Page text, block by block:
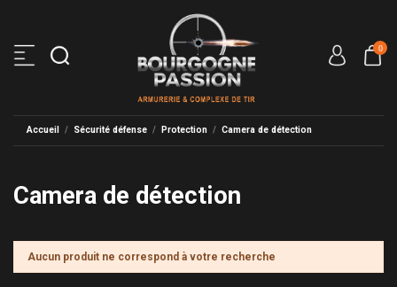
0
Accueil Sécurité défense Protection Camera de détection
Camera de détection
Aucun produit ne correspond à votre recherche